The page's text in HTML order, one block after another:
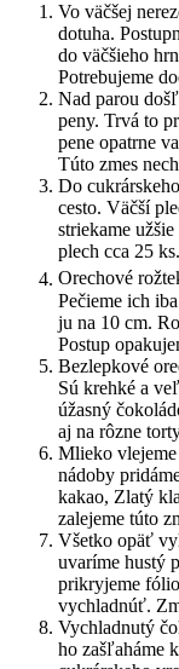
Vo väčšej
dotuha.
do väčšieho
Potrebujeme
Nad parou
peny. Trvá to
pene opatrne
Túto zmes
Do
cesto. Väčší
striekame
plech cca 25 ks.
Orechové
Pečieme ich
ju na 10 cm.
Postup
Bezlepkové
Sú krehké a
úžasný
aj na rôzne
Mlieko
nádoby
kakao, Zlatý
zalejeme túto
Všetko opäť
uvaríme hustý
prikryjeme
vychladnúť.
Vychladnutý
ho zašľaháme